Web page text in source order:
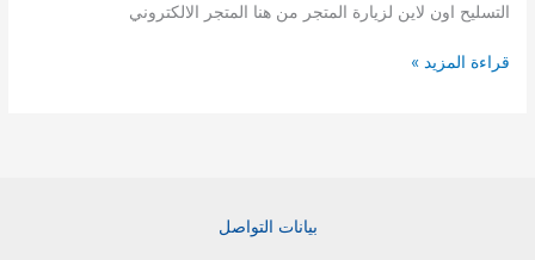
التسليح اون لاين لزيارة المتجر من هنا المتجر الالكتروني
قراءة المزيد »
بيانات التواصل